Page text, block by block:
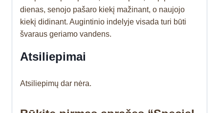
dienas, senojo pašaro kiekį mažinant, o naujojo
kiekį didinant. Augintinio indelyje visada turi būti
švaraus geriamo vandens.
Atsiliepimai
Atsiliepimų dar nėra.